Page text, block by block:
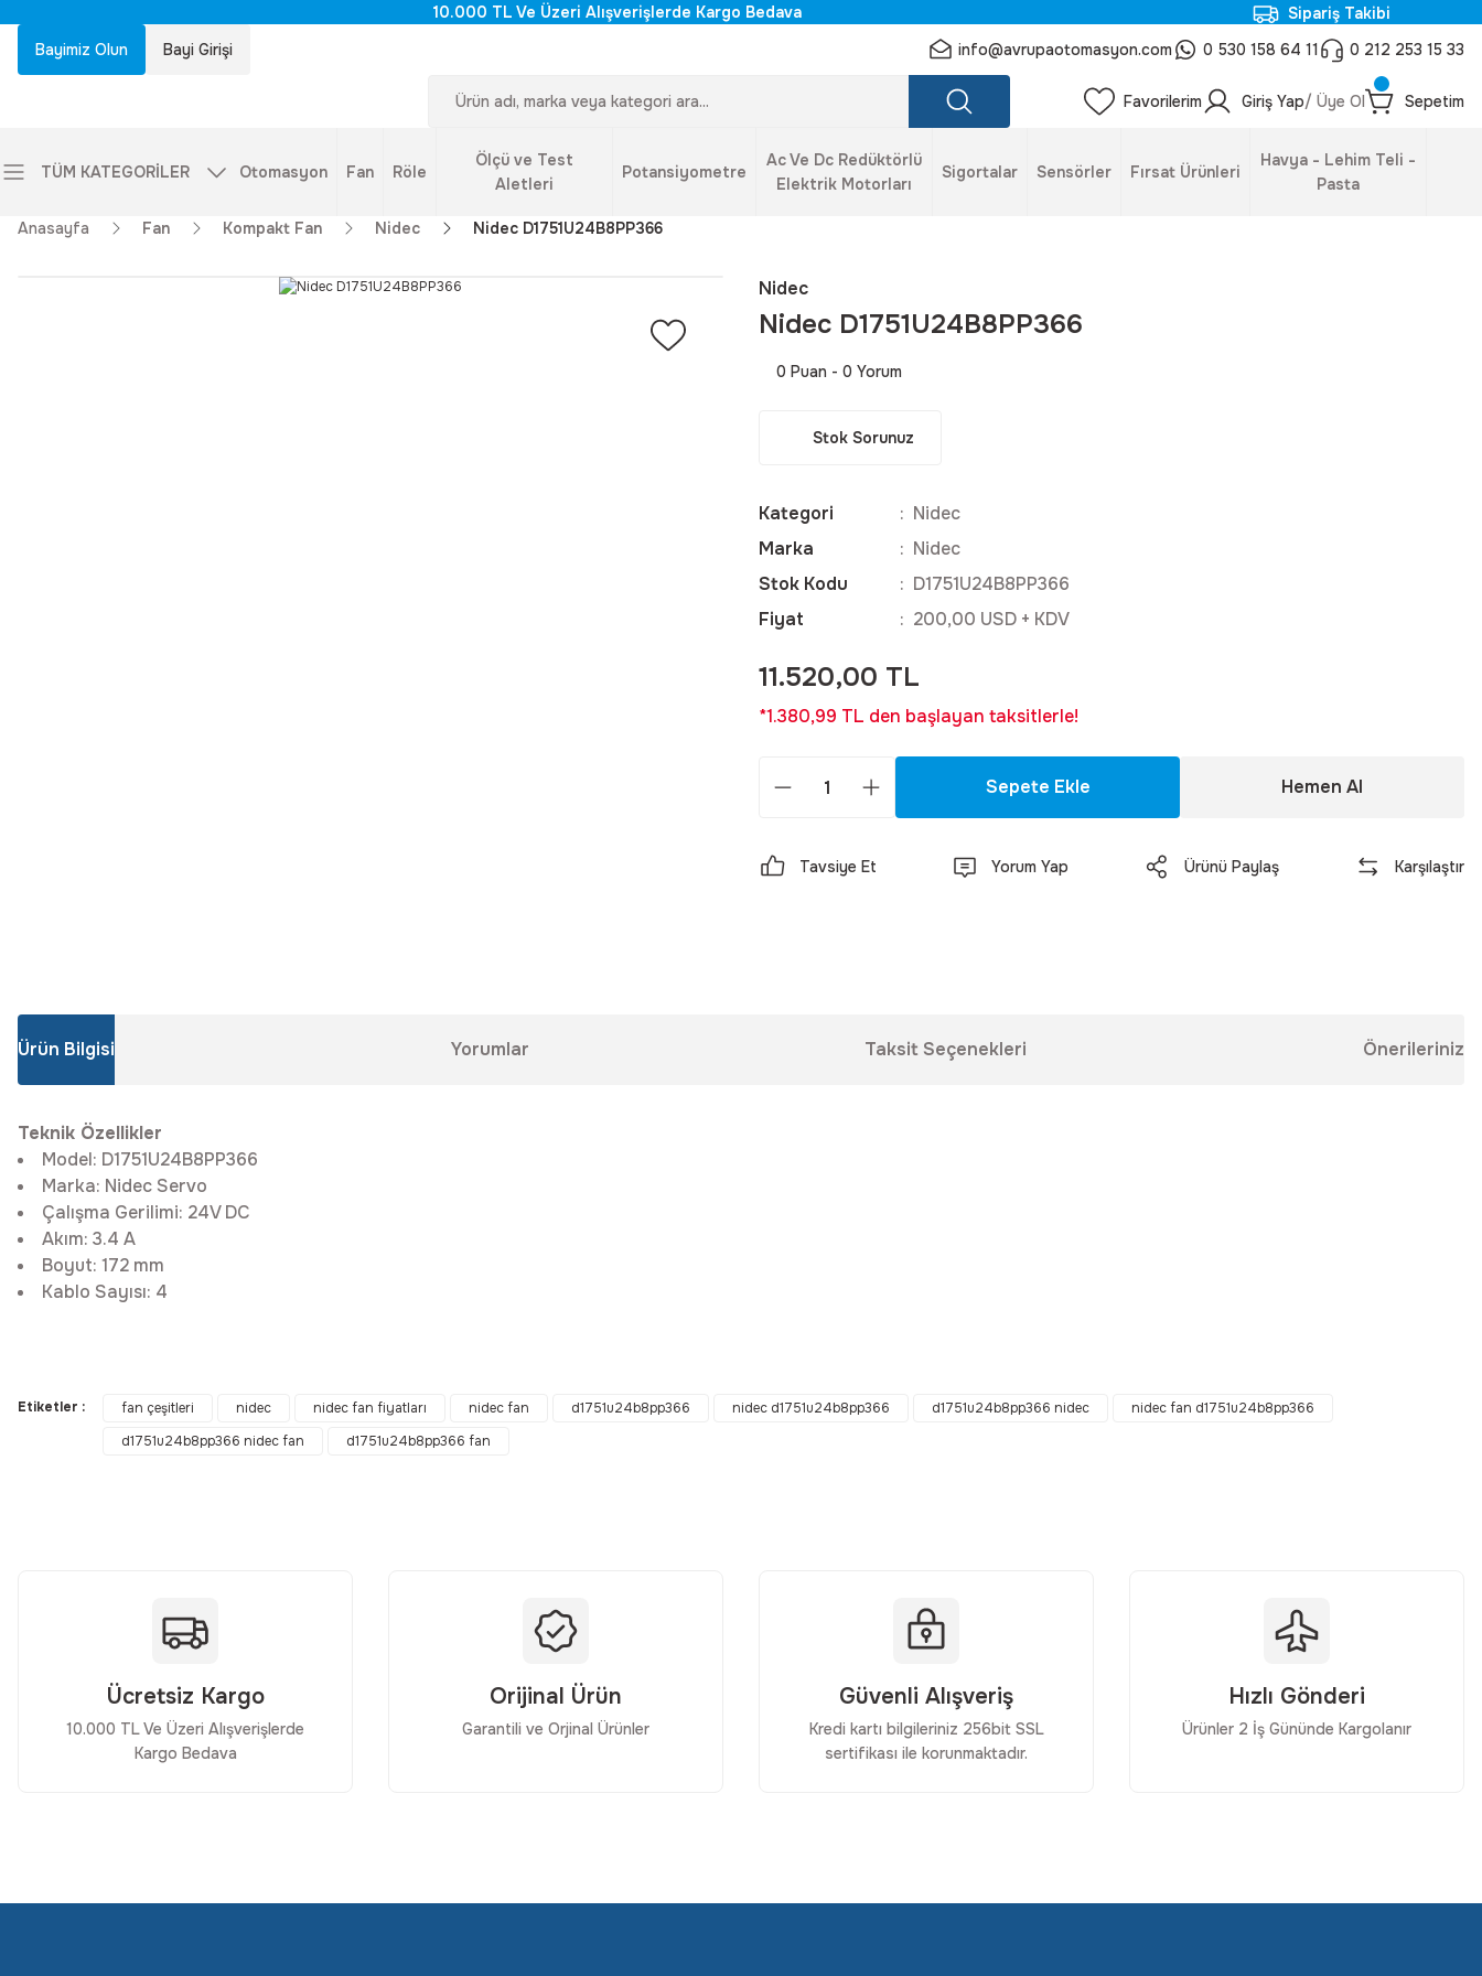
10.000 TL Ve Üzeri Alışverişlerde Kargo Bedava
Sipariş Takibi
Bayimiz Olun
Bayi Girişi info@avrupaotomasyon.com 0 530 158 64 11 0 212 253 15 33
Favorilerim Giriş Yap/ Üye Ol Sepetim
TÜM KATEGORİLER Otomasyon Fan Röle
Ölçü ve Test
Aletleri
Potansiyometre
Ac Ve Dc Redüktörlü
Elektrik Motorları
Sigortalar Sensörler Fırsat Ürünleri
Havya - Lehim Teli -
Pasta
Anasayfa Fan Kompakt Fan Nidec Nidec D1751U24B8PP366
Nidec
Nidec D1751U24B8PP366
0 Puan - 0 Yorum
Stok Sorunuz
Kategori
Nidec
Marka
Nidec
Stok Kodu
D1751U24B8PP366
Fiyat
200,00 USD + KDV
11.520,00 TL
*1.380,99 TL den başlayan taksitlerle!
Sepete Ekle Hemen Al
Tavsiye Et Yorum Yap Ürünü Paylaş Karşılaştır
Ürün Bilgisi Yorumlar Taksit Seçenekleri Önerileriniz
Teknik Özellikler
Model: D1751U24B8PP366
Marka: Nidec Servo
Çalışma Gerilimi: 24V DC
Akım: 3.4 A
Boyut: 172 mm
Kablo Sayısı: 4
Ürün resmi kalitesiz, bozuk veya görüntülenemiyor.
Etiketler : fan çeşitleri nidec nidec fan fiyatları nidec fan d1751u24b8pp366 nidec d1751u24b8pp366 d1751u24b8pp366 nidec
nidec fan d1751u24b8pp366
d1751u24b8pp366 nidec fan
d1751u24b8pp366 fan
Ücretsiz Kargo
10.000 TL Ve Üzeri Alışverişlerde
Kargo Bedava
Orijinal Ürün
Garantili ve Orjinal Ürünler
Güvenli Alışveriş
Kredi kartı bilgileriniz 256bit SSL
sertifikası ile korunmaktadır.
Hızlı Gönderi
Ürünler 2 İş Gününde Kargolanır